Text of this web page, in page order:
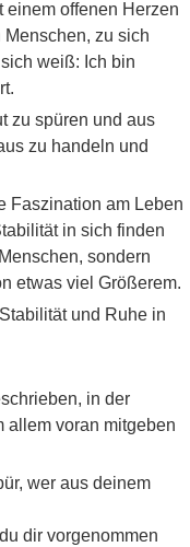
einem offenen Herzen
Menschen, zu sich
weiß: Ich bin
zu spüren und aus
zu handeln und
Faszination am Leben
in sich finden
sondern
etwas viel Größerem.
und Ruhe in
in der
allem voran mitgeben
wer aus deinem
dir vorgenommen